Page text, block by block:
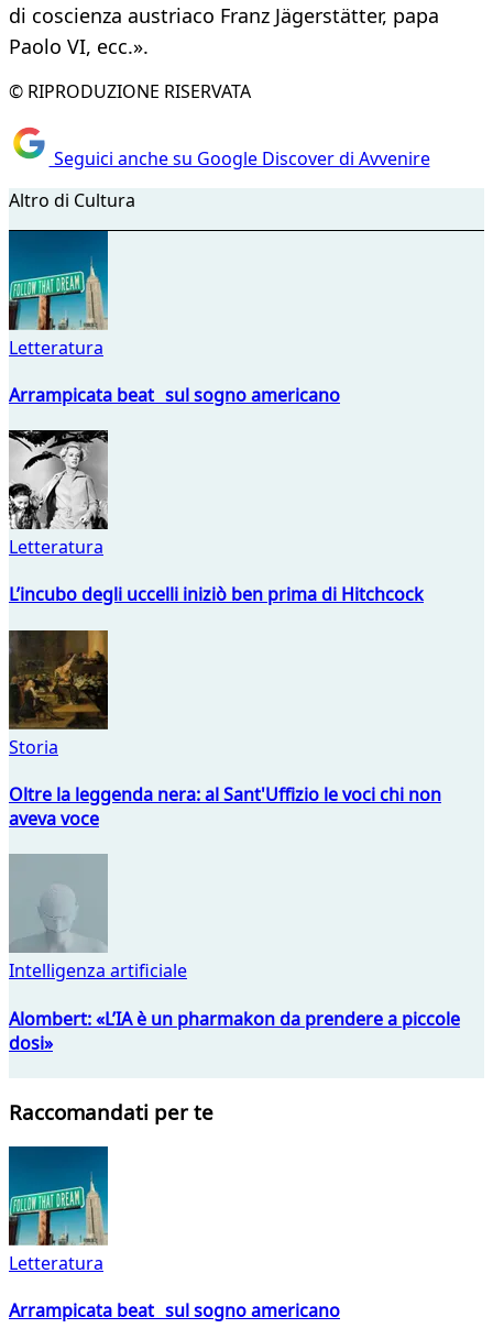
di coscienza austriaco Franz Jägerstätter, papa
Paolo VI, ecc.».
© RIPRODUZIONE RISERVATA
Seguici anche su Google Discover di Avvenire
Altro di Cultura
Letteratura
Arrampicata beat sul sogno americano
Letteratura
L’incubo degli uccelli iniziò ben prima di Hitchcock
Storia
Oltre la leggenda nera: al Sant'Uffizio le voci chi non
aveva voce
Intelligenza artificiale
Alombert: «L’IA è un pharmakon da prendere a piccole
dosi»
Raccomandati per te
Letteratura
Arrampicata beat sul sogno americano